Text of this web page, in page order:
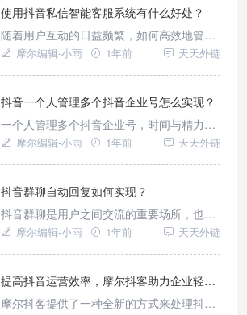
用户体验下降。其次，客服人员需要处理大
量重复性问题，如产品信息、购买流程等，
这不仅浪费人力，还容易出现回答不一致的
情况。此外，商家还需要花费大量时间
使用抖音私信智能客服系统有什么好处？
随着用户互动的日益频繁，如何高效地管理
私信沟通，成为了一个亟待解决的问题。这
助第三方工具【摩尔抖客】，这一系统将发
挥出更大的价值。
摩尔编辑-小雨 1年前 天天外链
抖音一个人管理多个抖音企业号怎么实现？
一个人管理多个抖音企业号，时间与精力的
分配成为首要难题。从内容策划、视频拍摄
多账号并行时，运营者常常顾此失彼，导致
部分账号更新不及时、互动不积极，进而影
响账号的活跃度和粉丝粘性。今天，就让我
们来探讨一下如何借助第三方工具——
摩尔编辑-小雨 1年前 天天外链
抖音群聊自动回复如何实现？
抖音群聊是用户之间交流的重要场所，也是
品牌与粉丝互动的绝佳机会。然而，人工回
无法及时得到回复，从而降低用户的满意度
和忠诚度。其次，面对大量消息，人工回复
容易出现重复性劳动，效率低下且容易出
摩尔编辑-小雨 1年前 天天外链
提高抖音运营效率，摩尔抖客助力企业轻松应对私信潮
摩尔抖客提供了一种全新的方式来处理抖音